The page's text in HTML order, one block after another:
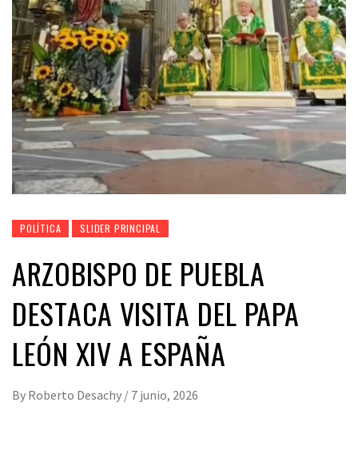
POLÍTICA SLIDER PRINCIPAL
ARZOBISPO DE PUEBLA
DESTACA VISITA DEL PAPA
LEÓN XIV A ESPAÑA
By Roberto Desachy / 7 junio, 2026